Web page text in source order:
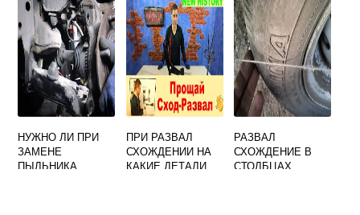
НУЖНО ЛИ ПРИ
ЗАМЕНЕ
ПЫЛЬНИКА
ПРИ РАЗВАЛ
СХОЖДЕНИИ НА
КАКИЕ ДЕТАЛИ
РАЗВАЛ
СХОЖДЕНИЕ В
СТОЛБЦАХ